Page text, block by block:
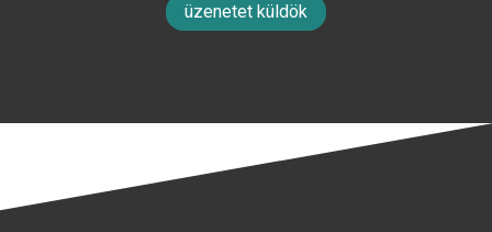
üzenetet küldök